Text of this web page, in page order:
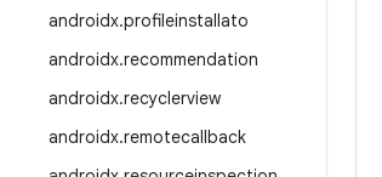
androidx.profileinstallato
androidx.recommendation
androidx.recyclerview
androidx.remotecallback